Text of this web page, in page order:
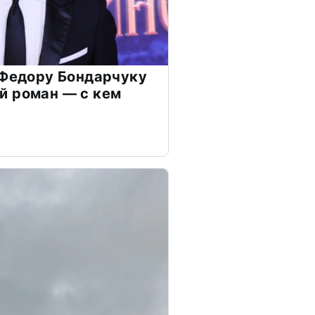
Бондарчуку
роман — с кем